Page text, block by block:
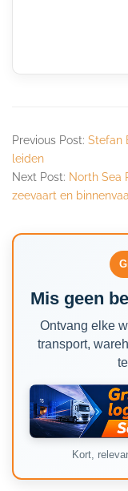
Previous Post: Stefan
leiden
Next Post: North Sea
zeevaart en
Mis geen
Ontvang elke
transport,
Kort,